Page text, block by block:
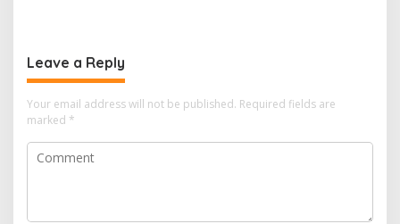
Leave a Reply
Your email address will not be published. Required fields are
marked *